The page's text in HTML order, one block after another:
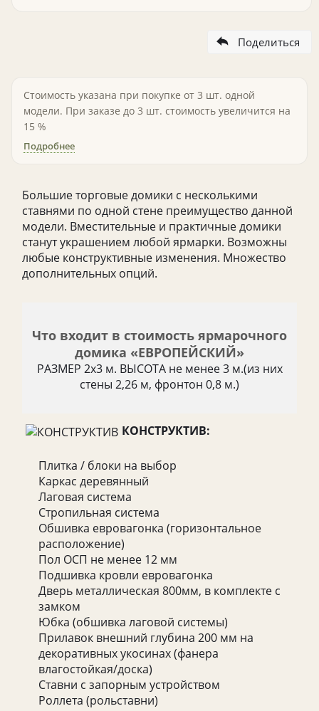
Поделиться
Стоимость указана при покупке от 3 шт. одной
модели. При заказе до 3 шт. стоимость увеличится на
15 %
Подробнее
Большие торговые домики с несколькими
ставнями по одной стене преимущество данной
модели. Вместительные и практичные домики
станут украшением любой ярмарки. Возможны
любые конструктивные изменения. Множество
дополнительных опций.
Что входит в стоимость ярмарочного
домика «ЕВРОПЕЙСКИЙ»
РАЗМЕР 2х3 м. ВЫСОТА не менее 3 м.(из них
стены 2,26 м, фронтон 0,8 м.)
КОНСТРУКТИВ:
Плитка / блоки на выбор
Каркас деревянный
Лаговая система
Стропильная система
Обшивка евровагонка (горизонтальное
расположение)
Пол ОСП не менее 12 мм
Подшивка кровли евровагонка
Дверь металлическая 800мм, в комплекте с
замком
Юбка (обшивка лаговой системы)
Прилавок внешний глубина 200 мм на
декоративных укосинах (фанера
влагостойкая/доска)
Ставни с запорным устройством
Роллета (рольставни)